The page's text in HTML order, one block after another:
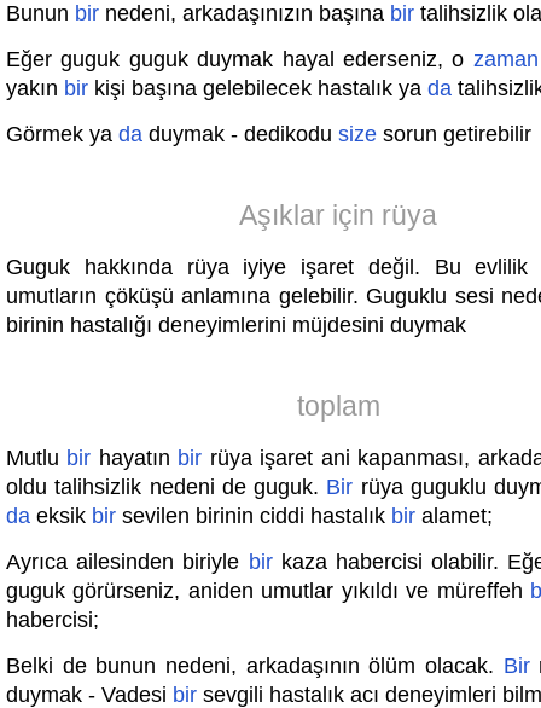
Bunun bir nedeni, arkadaşınızın başına bir talihsizlik
Eğer guguk guguk duymak hayal ederseniz, o zaman
yakın bir kişi başına gelebilecek hastalık ya da
Görmek ya da duymak - dedikodu size sorun getirebilir
Aşıklar için rüya
Guguk hakkında rüya iyiye işaret değil. Bu
umutların çöküşü anlamına gelebilir. Guguklu sesi
birinin hastalığı deneyimlerini müjdesini duymak
toplam
Mutlu bir hayatın bir rüya işaret ani kapanması,
oldu talihsizlik nedeni de guguk. Bir rüya guguklu
da eksik bir sevilen birinin ciddi hastalık bir alamet;
Ayrıca ailesinden biriyle birkaza habercisi olabilir.
guguk görürseniz, aniden umutlar yıkıldı ve müreffeh
habercisi;
Belki de bunun nedeni, arkadaşının ölüm olacak. Bir
duymak - Vadesi bir sevgili hastalık acı deneyimleri